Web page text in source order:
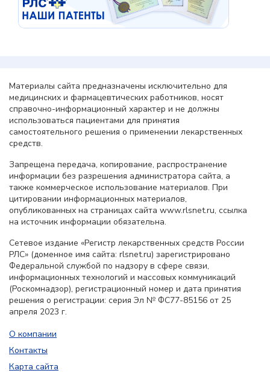
Материалы сайта предназначены исключительно для
медицинских и фармацевтических работников, носят
справочно-информационный характер и не должны
использоваться пациентами для принятия
самостоятельного решения о применении лекарственных
средств.
Запрещена передача, копирование, распространение
информации без разрешения администратора сайта, а
также коммерческое использование материалов. При
цитировании информационных материалов,
опубликованных на страницах сайта www.rlsnet.ru, ссылка
на источник информации обязательна.
Сетевое издание «Регистр лекарственных средств России
РЛС» (доменное имя сайта: rlsnet.ru) зарегистрировано
Федеральной службой по надзору в сфере связи,
информационных технологий и массовых коммуникаций
(Роскомнадзор), регистрационный номер и дата принятия
решения о регистрации: серия Эл № ФС77-85156 от 25
апреля 2023 г.
О компании
Контакты
Карта сайта